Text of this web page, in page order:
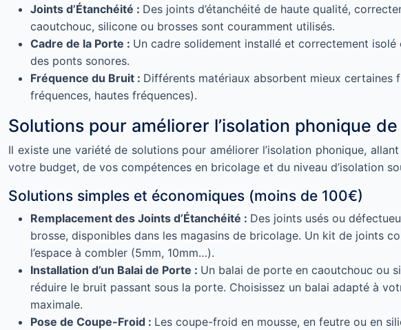
Joints d’Étanchéité : Des joints d’étanchéité de haute qualité,
caoutchouc, silicone ou brosses sont couramment utilisés.
Cadre de la Porte : Un cadre solidement installé et correctement
des ponts sonores.
Fréquence du Bruit : Différents matériaux absorbent mieux certaines
fréquences, hautes fréquences).
Solutions pour améliorer l’isolation phonique
Il existe une variété de solutions pour améliorer l’isolation phonique,
votre budget, de vos compétences en bricolage et du niveau d’isolation
Solutions simples et économiques (moins de 100€)
Remplacement des Joints d’Étanchéité : Des joints usés ou
brosse, disponibles dans les magasins de bricolage. Un kit de joints
l’espace à combler (5mm, 10mm…).
Installation d’un Balai de Porte : Un balai de porte en caoutchouc ou
réduire le bruit passant sous la porte. Choisissez un balai adapté à
maximale.
Pose de Coupe-Froid : Les coupe-froid en mousse, en feutre ou en